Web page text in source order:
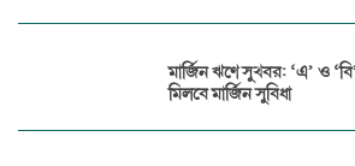
মার্জিন ঋণে সুখবর: ‘এ’ ও
মিলবে মার্জিন সুবিধা